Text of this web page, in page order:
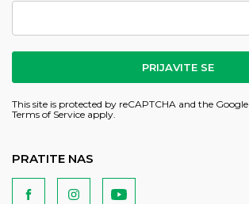
PRIJAVITE SE
This site is protected by reCAPTCHA and the Google
Terms of Service apply.
PRATITE NAS